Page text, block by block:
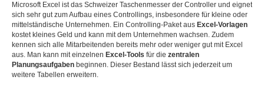
Microsoft Excel ist das Schweizer Taschenmesser der Controller und eignet
sich sehr gut zum Aufbau eines Controllings, insbesondere für kleine oder
mittelständische Unternehmen. Ein Controlling-Paket aus Excel-Vorlagen
kostet kleines Geld und kann mit dem Unternehmen wachsen. Zudem
kennen sich alle Mitarbeitenden bereits mehr oder weniger gut mit Excel
aus. Man kann mit einzelnen Excel-Tools für die zentralen
Planungsaufgaben beginnen. Dieser Bestand lässt sich jederzeit um
weitere Tabellen erweitern.